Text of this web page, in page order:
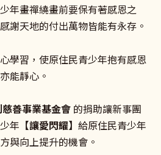
年畫禪繞畫前要保有著感恩之
謝天地的付出萬物皆能有永存。
學習，使原住民青少年抱有感恩
能靜心。
善事業基金會 的捐助讓新事團
年 【讓愛閃耀】 給原住民青少年
與向上提升的機會。